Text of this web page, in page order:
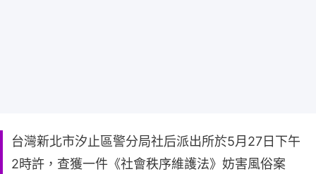
台灣新北市汐止區警分局社后派出所於5月27日下午
2時許，查獲一件《社會秩序維護法》妨害風俗案